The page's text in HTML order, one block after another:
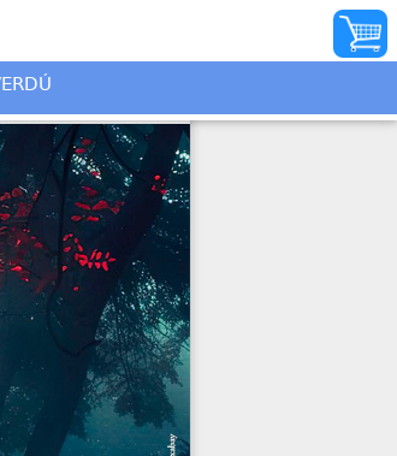
AUTORES
ILUSTRADORES
DISTRIBUIDORES
QUIÉNES SOMOS
PREMIO SOLEDAD
VERDÚ